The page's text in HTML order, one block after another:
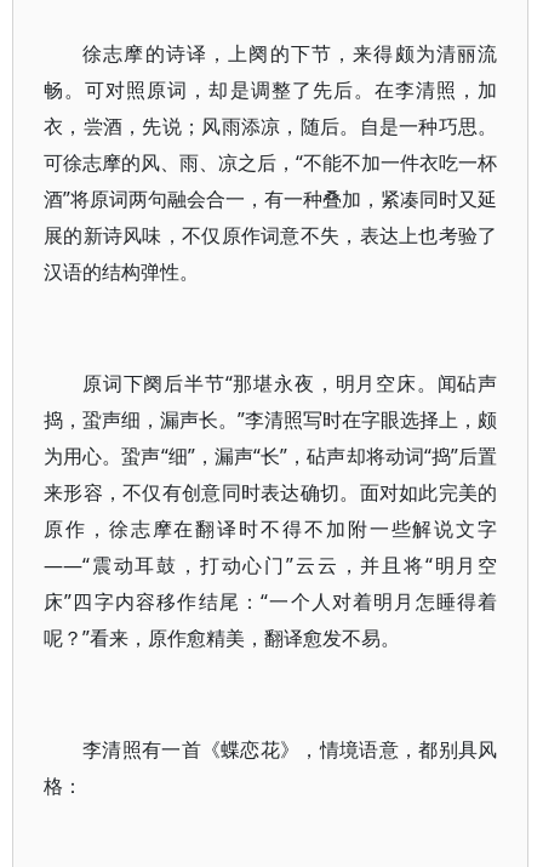
徐志摩的诗译，上阕的下节，来得颇为清丽流
畅。可对照原词，却是调整了先后。在李清照，加
衣，尝酒，先说；风雨添凉，随后。自是一种巧思。
可徐志摩的风、雨、凉之后，“不能不加一件衣吃一杯
酒”将原词两句融会合一，有一种叠加，紧凑同时又延
展的新诗风味，不仅原作词意不失，表达上也考验了
汉语的结构弹性。
原词下阕后半节“那堪永夜，明月空床。闻砧声
捣，蛩声细，漏声长。”李清照写时在字眼选择上，颇
为用心。蛩声“细”，漏声“长”，砧声却将动词“捣”后置
来形容，不仅有创意同时表达确切。面对如此完美的
原作，徐志摩在翻译时不得不加附一些解说文字
——“震动耳鼓，打动心门”云云，并且将“明月空
床”四字内容移作结尾：“一个人对着明月怎睡得着
呢？”看来，原作愈精美，翻译愈发不易。
李清照有一首《蝶恋花》，情境语意，都别具风
格：